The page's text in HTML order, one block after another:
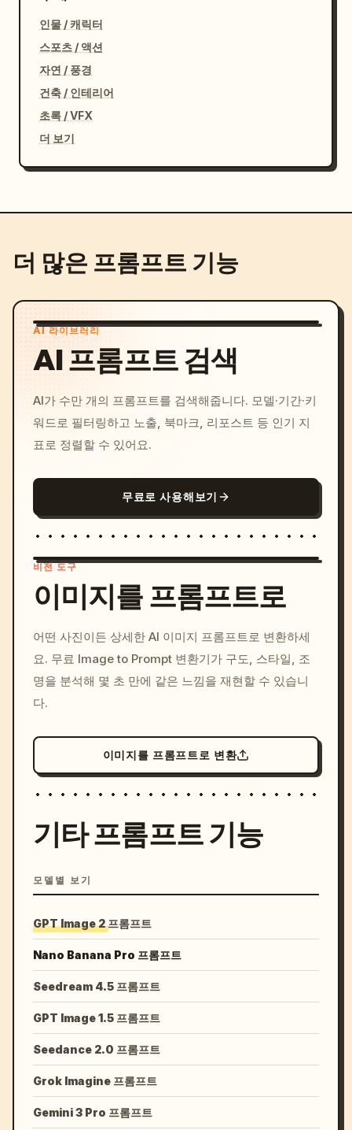
인물 / 캐릭터
스포츠 / 액션
자연 / 풍경
건축 / 인테리어
초록 / VFX
더 보기
더 많은 프롬프트 기능
AI 라이브러리
AI 프롬프트 검색
AI가 수만 개의 프롬프트를 검색해줍니다. 모델·기간·키
워드로 필터링하고 노출, 북마크, 리포스트 등 인기 지
표로 정렬할 수 있어요.
무료로 사용해보기
c, cyberpunk sunset, neon
colors, 8k --v 6.0
비전 도구
이미지를 프롬프트로
어떤 사진이든 상세한 AI 이미지 프롬프트로 변환하세
요. 무료 Image to Prompt 변환기가 구도, 스타일, 조
명을 분석해 몇 초 만에 같은 느낌을 재현할 수 있습니
다.
이미지를 프롬프트로 변환
기타 프롬프트 기능
모델별 보기
GPT Image 2 프롬프트
Nano Banana Pro 프롬프트
Seedream 4.5 프롬프트
GPT Image 1.5 프롬프트
Seedance 2.0 프롬프트
Grok Imagine 프롬프트
Gemini 3 Pro 프롬프트